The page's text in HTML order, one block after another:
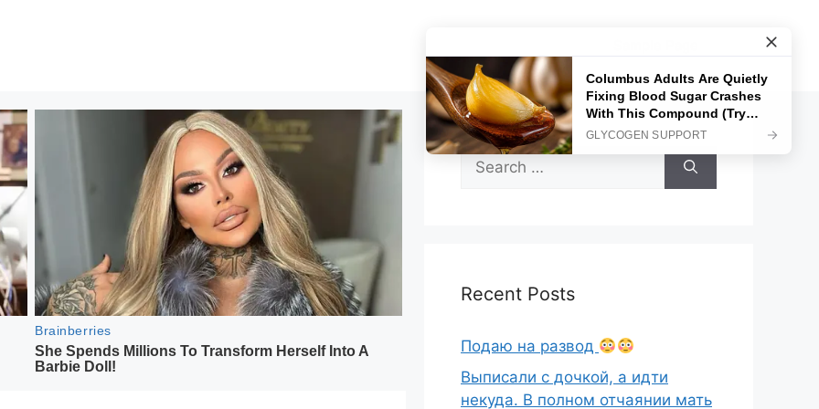
Search
for:
Recent Posts
Подаю на развод
Выписали с дочкой, а идти
некуда. В полном отчаянии мать